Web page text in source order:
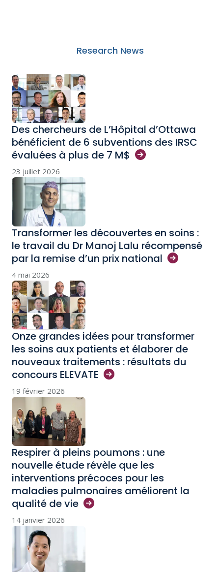
Research News
Des chercheurs de L’Hôpital d’Ottawa
bénéficient de 6 subventions des IRSC
évaluées à plus de 7 M$
23 juillet 2026
Transformer les découvertes en soins :
le travail du Dr Manoj Lalu récompensé
par la remise d’un prix national
4 mai 2026
Onze grandes idées pour transformer
les soins aux patients et élaborer de
nouveaux traitements : résultats du
concours ELEVATE
19 février 2026
Respirer à pleins poumons : une
nouvelle étude révèle que les
interventions précoces pour les
maladies pulmonaires améliorent la
qualité devie
14 janvier 2026